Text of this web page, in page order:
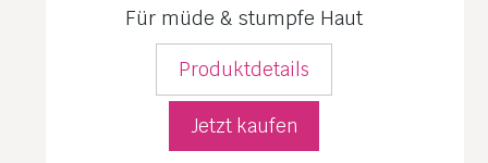
Für müde & stumpfe Haut
Produktdetails
Jetzt kaufen